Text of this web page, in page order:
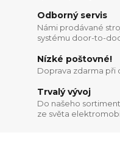
Odborný servis
Námi prodávané
systému door-to-
Nízké poštovné!
Doprava zdarma při
Trvalý vývoj
Do našeho
ze světa